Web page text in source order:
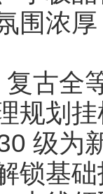
围浓
全等
规划
级为
锁基